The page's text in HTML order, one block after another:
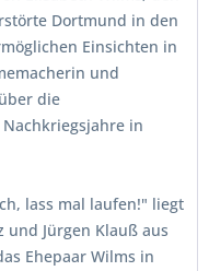
Dortmund in den
Einsichten in
und
die
in
lass mal laufen!" liegt
Jürgen Klauß aus
Ehepaar Wilms in